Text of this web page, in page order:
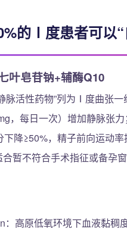
的Ⅰ度患者可以
叶皂苷钠+辅酶Q10
脉活性药物”列为Ⅰ度曲张
，每日一次）增加静脉张
降≥50%，精子前向运动
暂不符合手术指征或备孕
：高原低氧环境下血液黏稠